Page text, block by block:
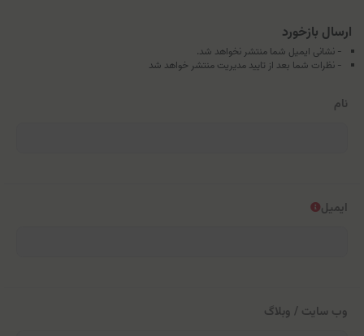
ارسال بازخورد
- نشانی ایمیل شما منتشر نخواهد شد.
- نظرات شما بعد از تایید مدیریت منتشر خواهد شد
نام
ایمیل
وب سایت / وبلاگ